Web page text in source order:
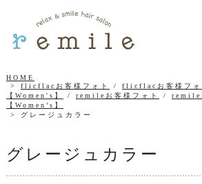
HOME
flicflacお客様フォト
/ flicflacお客様フォ
【Women's】
/ remileお客様フォト / remile
【Women’s】
グレージュカラー
グレージュカラー